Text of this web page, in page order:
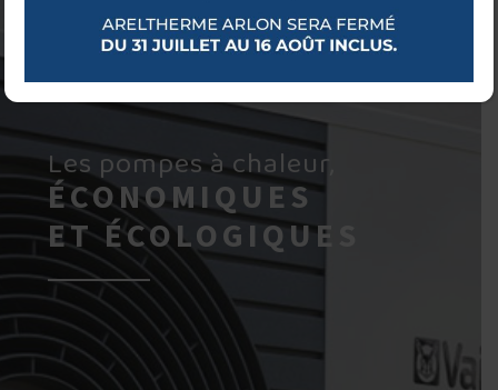
Les pompes à chaleur,
ÉCONOMIQUES
ET ÉCOLOGIQUES